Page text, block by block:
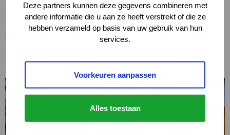
Deze partners kunnen deze gegevens combineren met
andere informatie die u aan ze heeft verstrekt of die ze
hebben verzameld op basis van uw gebruik van hun
services.
Voorkeuren aanpassen
Alles toestaan
IPO voorzitter Ina Adema over
de interprovinciale bestuurlijke